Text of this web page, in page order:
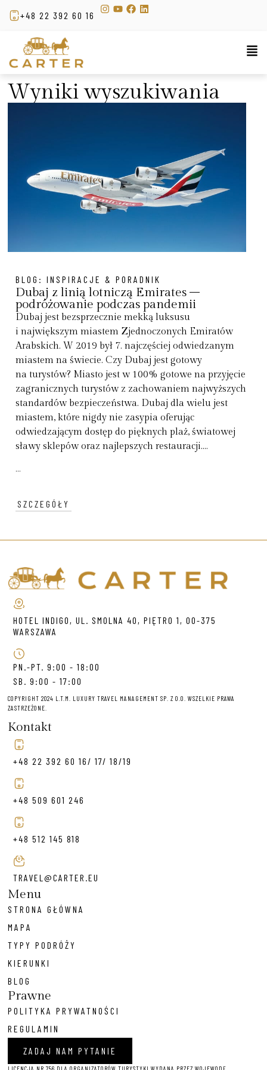
+48 22 392 60 16
Wyniki wyszukiwania
BLOG:INSPIRACJE & PORADNIK
Dubaj z linią lotniczą Emirates –
podróżowanie podczas pandemii
Dubaj jest bezsprzecznie mekką luksusu
i największym miastem Zjednoczonych Emiratów
Arabskich. W 2019 był 7. najczęściej odwiedzanym
miastem na świecie. Czy Dubaj jest gotowy
na turystów? Miasto jest w 100% gotowe na przyjęcie
zagranicznych turystów z zachowaniem najwyższych
standardów bezpieczeństwa. Dubaj dla wielu jest
miastem, które nigdy nie zasypia oferując
odwiedzającym dostęp do pięknych plaż, światowej
sławy sklepów oraz najlepszych restauracji....
...
SZCZEGÓŁY
HOTEL INDIGO, UL. SMOLNA 40, PIĘTRO 1, 00-375
WARSZAWA
PN.-PT. 9:00 - 18:00
SB. 9:00 - 17:00
COPYRIGHT 2024 L.T.M. LUXURY TRAVEL MANAGEMENT SP. Z O.O. WSZELKIE PRAWA
ZASTRZEŻONE.
Kontakt
+48 22 392 60 16/ 17/ 18/19
+48 509 601 246
+48 512 145 818
TRAVEL@CARTER.EU
Menu
STRONA GŁÓWNA
MAPA
TYPY PODRÓŻY
KIERUNKI
BLOG
Prawne
POLITYKA PRYWATNOŚCI
REGULAMIN
ZADAJ NAM PYTANIE